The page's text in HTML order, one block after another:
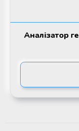
Аналізатор